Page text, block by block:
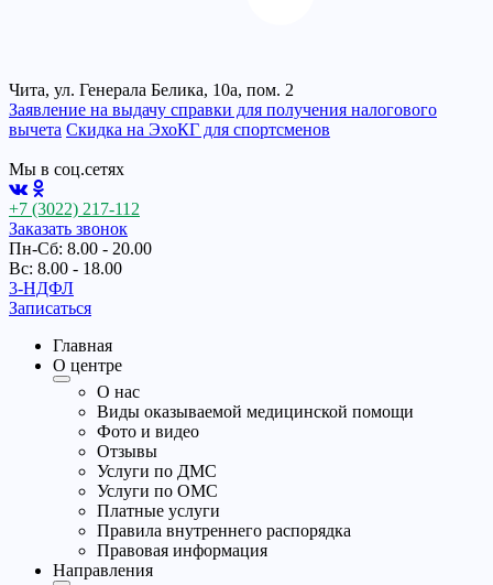
Чита, ул. Генерала Белика, 10а, пом. 2
Заявление на выдачу справки для получения налогового
вычета Cкидка на ЭхоКГ для спортсменов
Мы в соц.сетях
+7 (3022) 217-112
Заказать звонок
Пн-Сб: 8.00 - 20.00
Вс: 8.00 - 18.00
3-НДФЛ
Записаться
Главная
О центре
О нас
Виды оказываемой медицинской помощи
Фото и видео
Отзывы
Услуги по ДМС
Услуги по ОМС
Платные услуги
Правила внутреннего распорядка
Правовая информация
Направления